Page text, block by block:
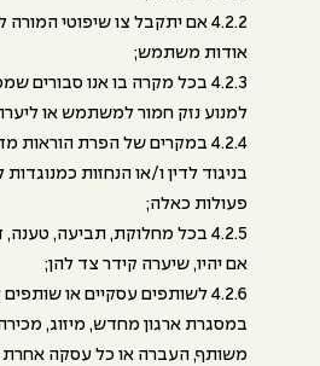
4.2.2 אם יתקבל צו שיפוטי
אודות משתמש;
4.2.3 בכל מקרה בו אנו סבורים
למנוע נזק חמור למשתמש או
4.2.4 במקרים של הפרת הוראות
בניגוד לדין ו/או הנחזות כמנוגדות
פעולות כאלה;
4.2.5 בכל מחלוקת, תביעה,
אם יהיו, שיערה קידר צד להן;
4.2.6 לשותפים עסקיים או
במסגרת ארגון מחדש, מיזוג,
משותף, העברה או כל עסקה אחרת